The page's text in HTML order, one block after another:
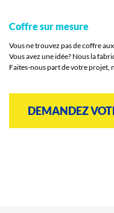
Coffre sur mesure
Vous ne trouvez pas de coffre
Vous avez une idée? Nous la
Faites-nous part de votre projet,
DEMANDEZ